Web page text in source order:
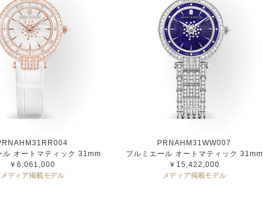
ル オートマティック 31mm
￥6,061,000
メディア掲載モデル
PRNAHM31WW007
プルミエール オートマティック 31mm
￥15,422,000
メディア掲載モデル